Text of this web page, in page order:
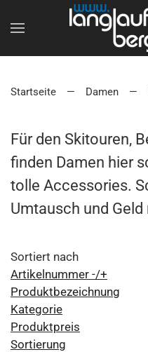
Startseite Damen
Für den Skitouren,
finden Damen hier
tolle Accessories.
Umtausch und Geld
Sortiert nach
Artikelnummer -/+
Produktbezeichnung
Kategorie
Produktpreis
Sortierung